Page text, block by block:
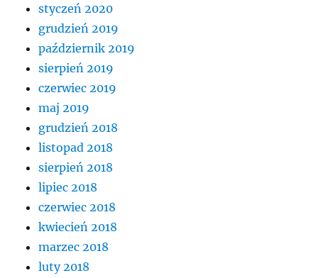
styczeń 2020
grudzień 2019
październik 2019
sierpień 2019
czerwiec 2019
maj 2019
grudzień 2018
listopad 2018
sierpień 2018
lipiec 2018
czerwiec 2018
kwiecień 2018
marzec 2018
luty 2018